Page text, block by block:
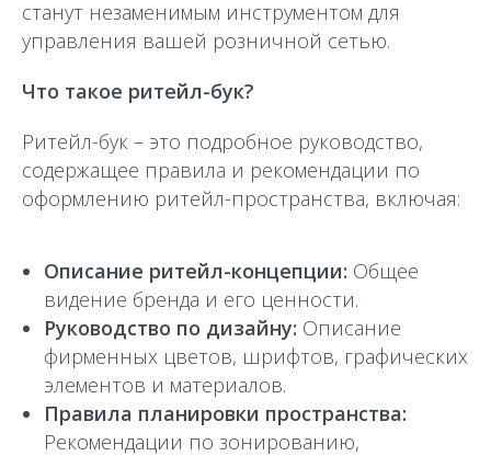
станут незаменимым инструментом для
управления вашей розничной сетью.
Что такое ритейл-бук?
Ритейл-бук – это подробное руководство,
содержащее правила и рекомендации по
оформлению ритейл-пространства, включая:
Описание ритейл-концепции: Общее
видение бренда и его ценности.
Руководство по дизайну: Описание
фирменных цветов, шрифтов, графических
элементов и материалов.
Правила планировки пространства:
Рекомендации по зонированию,